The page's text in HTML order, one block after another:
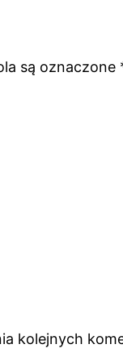
są oznaczone
kolejnych